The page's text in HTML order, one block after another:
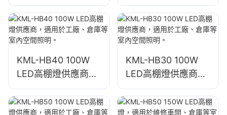
750W LED泛光燈供
應商
1000W LED泛光燈
供應商
KML-HB40 100W
LED高棚燈供應商，
適用於工廠、倉庫等
室內空間照明。
KML-HB30 100W
LED高棚燈供應商，
適用於工廠、倉庫等
室內空間照明。